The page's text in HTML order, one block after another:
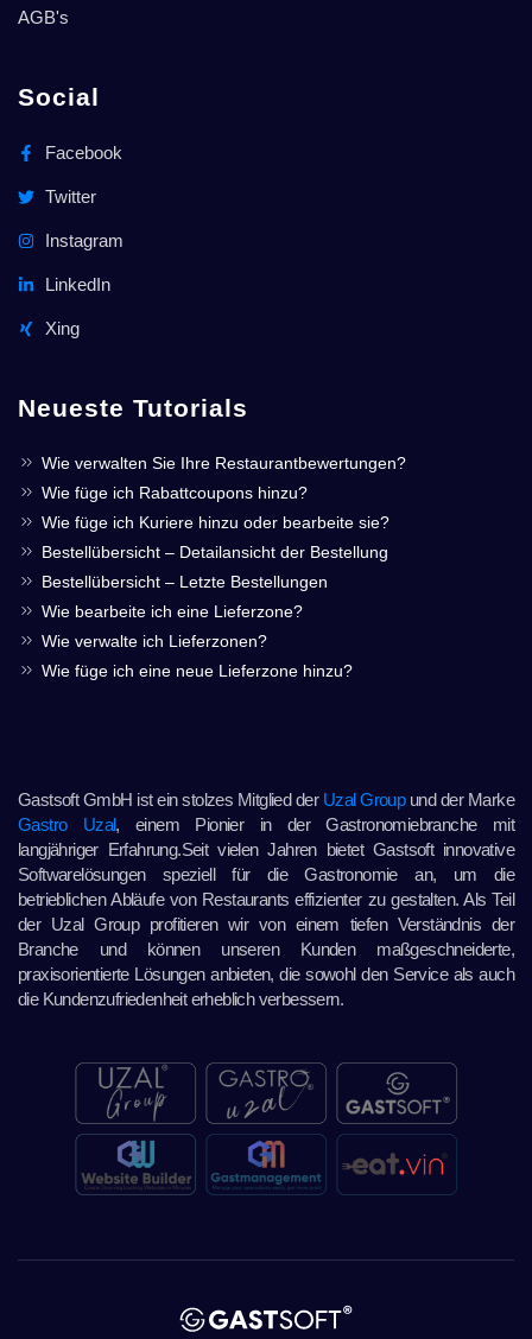
AGB's
Social
Facebook
Twitter
Instagram
LinkedIn
Xing
Neueste Tutorials
Wie verwalten Sie Ihre Restaurantbewertungen?
Wie füge ich Rabattcoupons hinzu?
Wie füge ich Kuriere hinzu oder bearbeite sie?
Bestellübersicht – Detailansicht der Bestellung
Bestellübersicht – Letzte Bestellungen
Wie bearbeite ich eine Lieferzone?
Wie verwalte ich Lieferzonen?
Wie füge ich eine neue Lieferzone hinzu?
Gastsoft GmbH ist ein stolzes Mitglied der Uzal Groupund der Marke
Gastro Uzal, einem Pionier in der Gastronomiebranche mit
langjähriger Erfahrung.Seit vielen Jahren bietet Gastsoft innovative
Softwarelösungen speziell für die Gastronomie an, um die
betrieblichen Abläufe von Restaurants effizienter zu gestalten. Als Teil
der Uzal Group profitieren wir von einem tiefen Verständnis der
Branche und können unseren Kunden maßgeschneiderte,
praxisorientierte Lösungen anbieten, die sowohl den Service als auch
die Kundenzufriedenheit erheblich verbessern.